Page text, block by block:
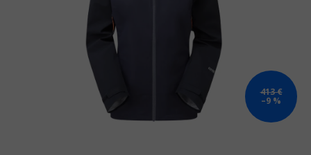
413 €
–9 %